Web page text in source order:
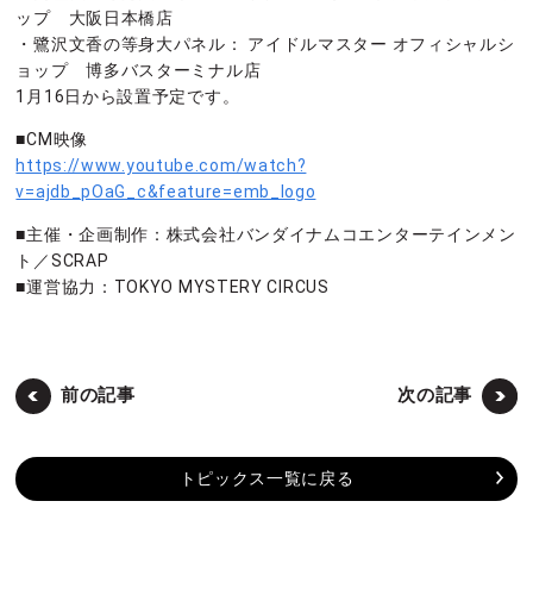
ップ 大阪日本橋店
・鷺沢文香の等身大パネル： アイドルマスター オフィシャルシ
ョップ 博多バスターミナル店
1月16日から設置予定です。
■CM映像
https://www.youtube.com/watch?
v=ajdb_pOaG_c&feature=emb_logo
■主催・企画制作：株式会社バンダイナムコエンターテインメン
ト／SCRAP
■運営協力：TOKYO MYSTERY CIRCUS
前の記事 次の記事
トピックス一覧に戻る